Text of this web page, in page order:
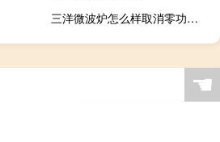
三洋微波炉怎么样取消零功率模式（三洋微波炉怎么样）
☚